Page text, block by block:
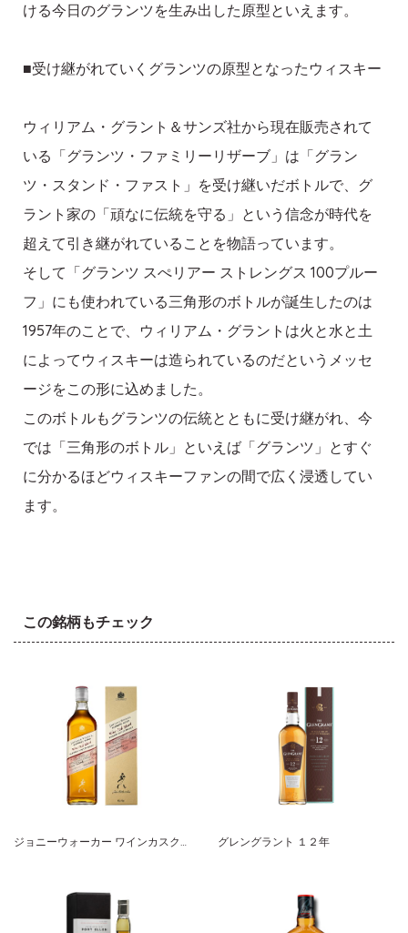
ける今日のグランツを生み出した原型といえます。
■受け継がれていくグランツの原型となったウィスキー
ウィリアム・グラント＆サンズ社から現在販売されて
いる「グランツ・ファミリーリザーブ」は「グラン
ツ・スタンド・ファスト」を受け継いだボトルで、グ
ラント家の「頑なに伝統を守る」という信念が時代を
超えて引き継がれていることを物語っています。
そして「グランツ スぺリアー ストレングス 100プルー
フ」にも使われている三角形のボトルが誕生したのは
1957年のことで、ウィリアム・グラントは火と水と土
によってウィスキーは造られているのだというメッセ
ージをこの形に込めました。
このボトルもグランツの伝統とともに受け継がれ、今
では「三角形のボトル」といえば「グランツ」とすぐ
に分かるほどウィスキーファンの間で広く浸透してい
ます。
この銘柄もチェック
ジョニーウォーカー ワインカスクブレンド ブレンダーズバッチ グレングラント １２年